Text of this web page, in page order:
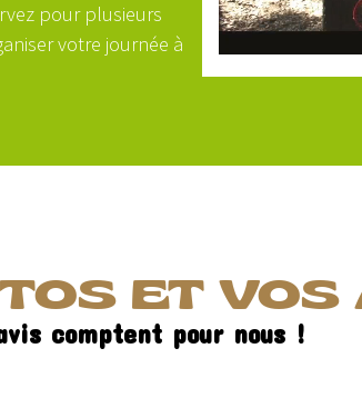
pour plusieurs
votre journée à
ET VOS
comptent pour nous !